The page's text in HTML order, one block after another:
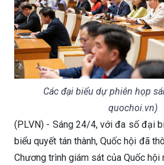
Các đại biểu dự phiên họp
quochoi.vn)
(PLVN) - Sáng 24/4, với đa số đại
biểu quyết tán thành, Quốc hội đã
Chương trình giám sát của Quốc hội